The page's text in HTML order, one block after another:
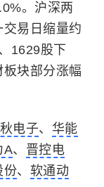
。沪深两
易日缩量约
1629股下
块部分涨幅
电子、 华能
A、 晋控电
份、 软通动